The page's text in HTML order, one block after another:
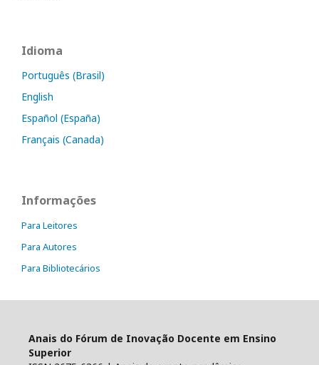
Idioma
Português (Brasil)
English
Español (España)
Français (Canada)
Informações
Para Leitores
Para Autores
Para Bibliotecários
Anais do Fórum de Inovação Docente em Ensino
Superior